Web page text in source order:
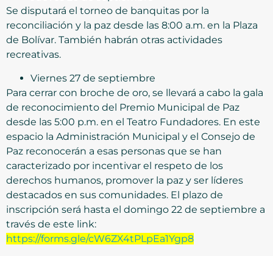
Se disputará el torneo de banquitas por la
reconciliación y la paz desde las 8:00 a.m. en la Plaza
de Bolívar. También habrán otras actividades
recreativas.
Viernes 27 de septiembre
Para cerrar con broche de oro, se llevará a cabo la gala
de reconocimiento del Premio Municipal de Paz
desde las 5:00 p.m. en el Teatro Fundadores. En este
espacio la Administración Municipal y el Consejo de
Paz reconocerán a esas personas que se han
caracterizado por incentivar el respeto de los
derechos humanos, promover la paz y ser líderes
destacados en sus comunidades. El plazo de
inscripción será hasta el domingo 22 de septiembre a
través de este link:
https://forms.gle/cW6ZX4tPLpEa1Ygp8